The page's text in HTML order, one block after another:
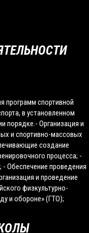
программ спортивной
в установленном
порядке.- Организация и
и спортивно-массовых
создание
процесса; -
- Обеспечение проведения
и проведение
физкультурно-
и обороне» (ГТО);